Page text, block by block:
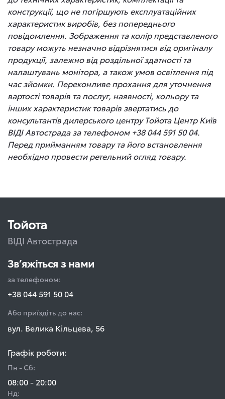
конструкції, що не погіршують експлуатаційних
характеристик виробів, без попереднього
повідомлення. Зображення та колір представленого
товару можуть незначно відрізнятися від оригіналу
продукції, залежно від роздільної здатності та
налаштувань монітора, а також умов освітлення під
час зйомки. Переконливе прохання для уточнення
вартості товарів та послуг, наявності, кольору та
інших характеристик товарів звертатись до
консультантів дилерського центру Тойота Центр Київ
ВІДІ Автострада за телефоном +38 044 591 50 04.
Перед прийманням товару та його встановлення
необхідно провести ретельний огляд товару.
Тойота
ВІДІ Автострада
Зв’яжіться з нами
за телефоном:
+38 044 591 50 04
Або приїздіть до нас:
вул. Велика Кільцева, 56
Графік роботи:
Пн - Сб:
08:00 - 20:00
Нд: